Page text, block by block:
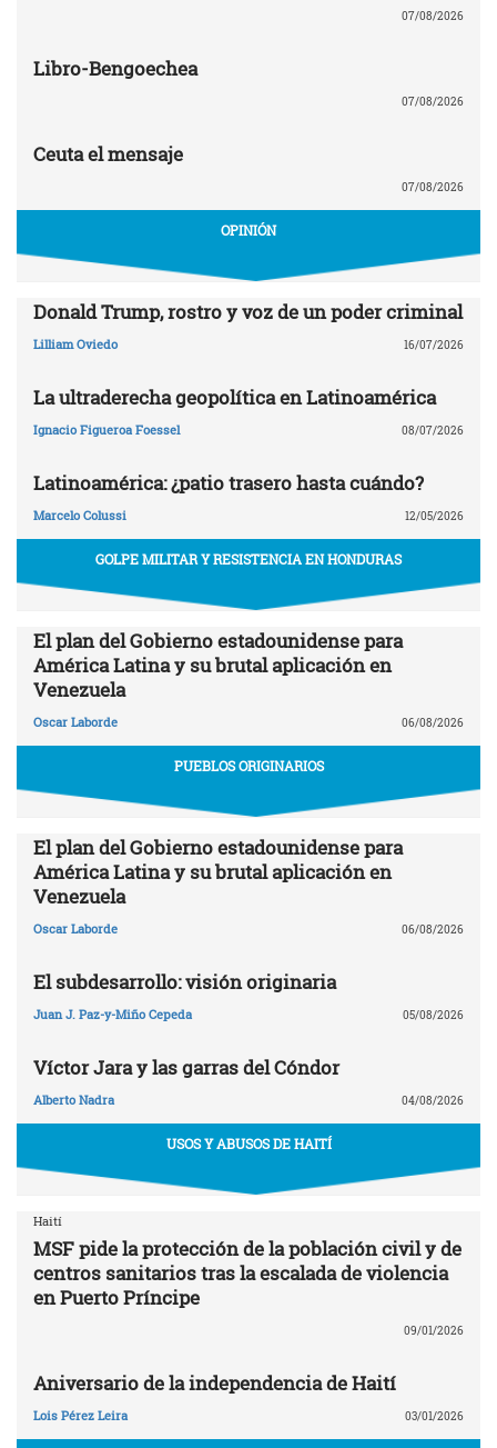
07/08/2026
Libro-Bengoechea
07/08/2026
Ceuta el mensaje
07/08/2026
OPINIÓN
Donald Trump, rostro y voz de un poder criminal
Lilliam Oviedo 16/07/2026
La ultraderecha geopolítica en Latinoamérica
Ignacio Figueroa Foessel 08/07/2026
Latinoamérica: ¿patio trasero hasta cuándo?
Marcelo Colussi 12/05/2026
GOLPE MILITAR Y RESISTENCIA EN HONDURAS
El plan del Gobierno estadounidense para
América Latina y su brutal aplicación en
Venezuela
Oscar Laborde 06/08/2026
PUEBLOS ORIGINARIOS
El plan del Gobierno estadounidense para
América Latina y su brutal aplicación en
Venezuela
Oscar Laborde 06/08/2026
El subdesarrollo: visión originaria
Juan J. Paz-y-Miño Cepeda 05/08/2026
Víctor Jara y las garras del Cóndor
Alberto Nadra 04/08/2026
USOS Y ABUSOS DE HAITÍ
Haití
MSF pide la protección de la población civil y de
centros sanitarios tras la escalada de violencia
en Puerto Príncipe
09/01/2026
Aniversario de la independencia de Haití
Lois Pérez Leira 03/01/2026